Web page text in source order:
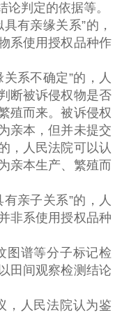
判定的依据等。
有亲缘关系”的，
系使用授权品种作
系不确定”的，人
断被诉侵权物是否
殖而来。被诉侵权
亲本，但并未提交
，人民法院可以认
亲本生产、繁殖而
亲子关系”的，人
非系使用授权品种
谱等分子标记检
田间观察检测结论
人民法院认为鉴